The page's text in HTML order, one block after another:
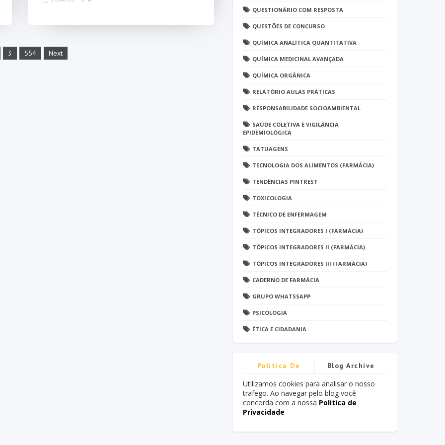
3 554 Next
QUESTIONÁRIO COM RESPOSTA
QUESTÕES DE CONCURSO
QUÍMICA ANALÍTICA QUANTITATIVA
QUÍMICA MEDICINAL AVANÇADA
QUÍMICA ORGÂNICA
RELATÓRIO AULAS PRÁTICAS
RESPONSABILIDADE SOCIOAMBIENTAL
SAÚDE COLETIVA E VIGILÂNCIA
EPIDEMIOLÓGICA
TATUAGENS
TECNOLOGIA DOS ALIMENTOS (FARMÁCIA)
TENDÊNCIAS PINTREST
TOXICOLOGIA
TÉCNICO DE ENFERMAGEM
TÓPICOS INTEGRADORES I (FARMÁCIA)
TÓPICOS INTEGRADORES II (FARMÁCIA)
TÓPICOS INTEGRADORES III (FARMÁCIA)
CADERNO DE FARMÁCIA
GRUPO WHATSSAPP
PSICOLOGIA
ÉTICA E CIDADANIA
Politica De
Privacidade
Blog Archive
Utilizamos cookies para analisar o nosso
trafego. Ao navegar pelo blog você
concorda com a nossa Politica de
Privacidade